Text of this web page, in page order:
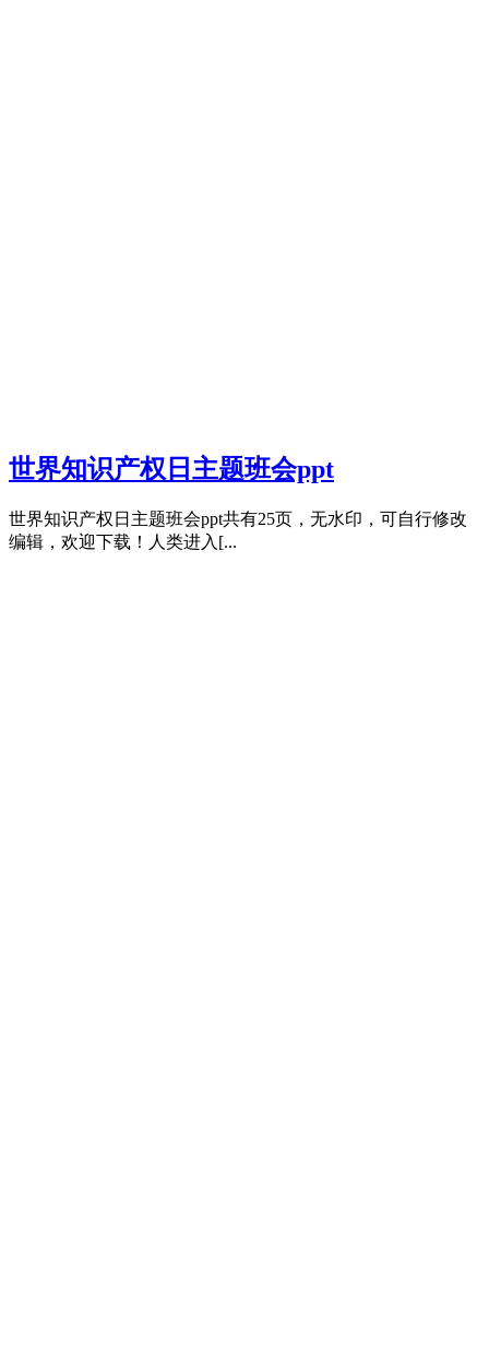
世界知识产权日主题班会ppt
世界知识产权日主题班会ppt共有25页，无水印，可自行修改
编辑，欢迎下载！人类进入[...